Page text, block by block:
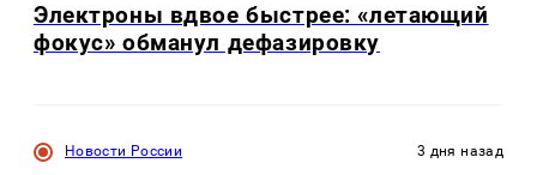
Электроны вдвое быстрее: «летающий
фокус» обманул дефазировку
Новости России 3 дня назад